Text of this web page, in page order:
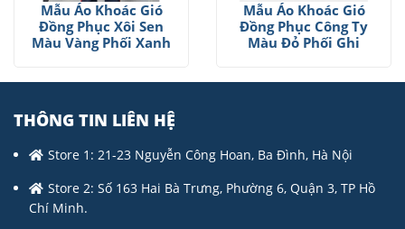
Mẫu Áo Khoác Gió
Đồng Phục Xôi Sen
Màu Vàng Phối Xanh
Mẫu Áo Khoác Gió
Đồng Phục Công Ty
Màu Đỏ Phối Ghi
THÔNG TIN LIÊN HỆ
Store 1: 21-23 Nguyễn Công Hoan, Ba Đình, Hà Nội
Store 2: Số 163 Hai Bà Trưng, Phường 6, Quận 3, TP Hồ
Chí Minh.